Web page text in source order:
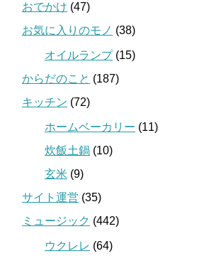
おでかけ (47)
お気に入りのモノ (38)
オイルランプ(15)
からだのこと (187)
キッチン (72)
ホームベーカリー (11)
炊飯土鍋 (10)
玄米 (9)
サイト運営 (35)
ミュージック (442)
ウクレレ (64)